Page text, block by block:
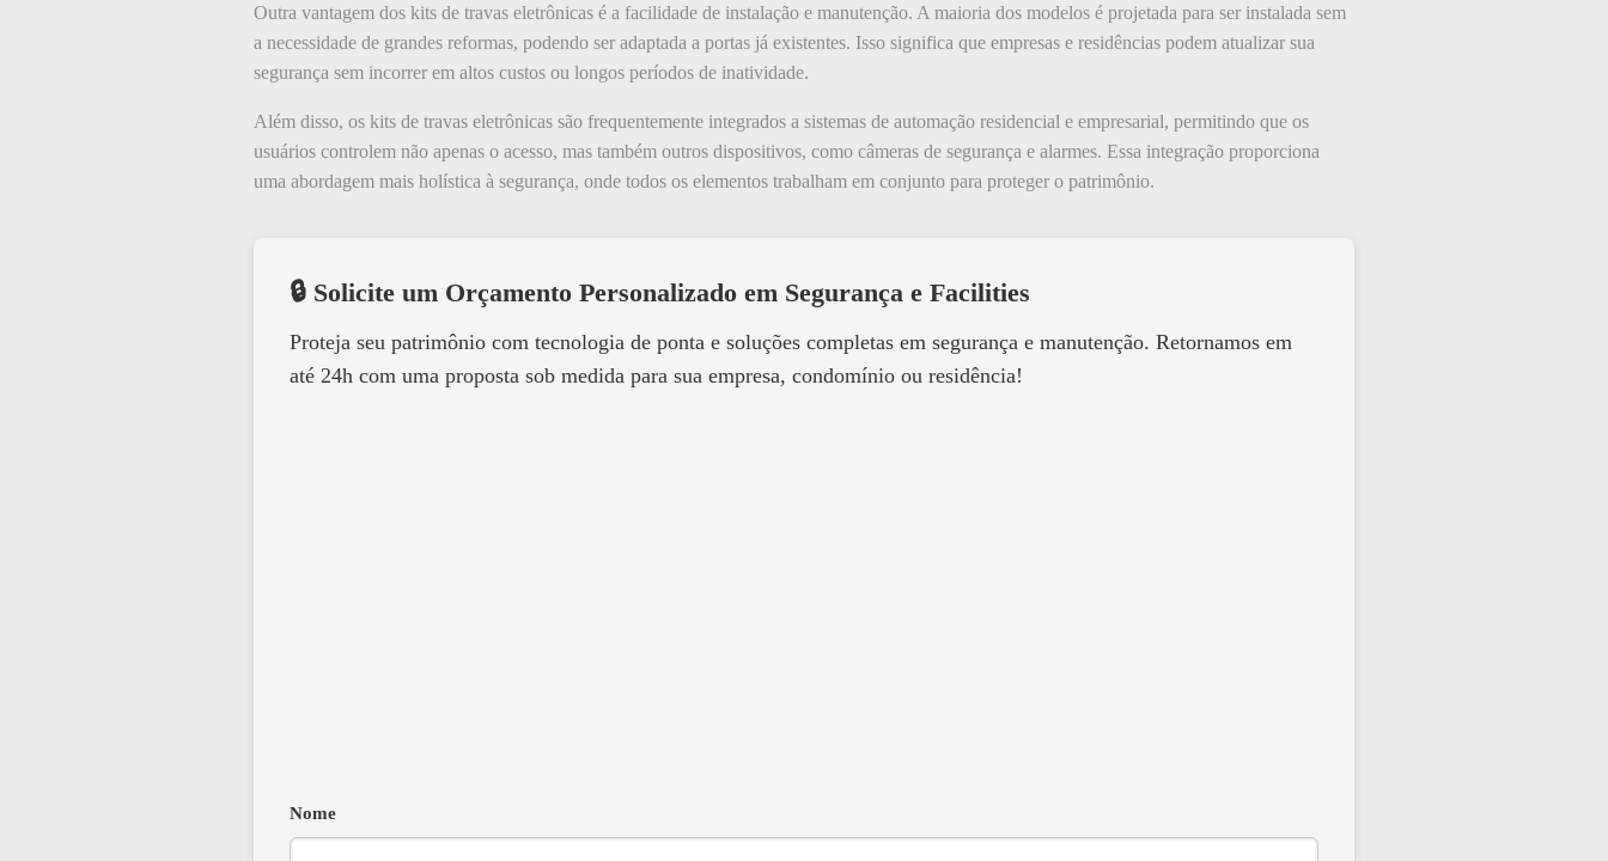
Outra vantagem dos kits de travas eletrônicas é a facilidade de instalação e manutenção. A maioria dos modelos é projetada para ser instalada sem
a necessidade de grandes reformas, podendo ser adaptada a portas já existentes. Isso significa que empresas e residências podem atualizar sua
segurança sem incorrer em altos custos ou longos períodos de inatividade.
Além disso, os kits de travas eletrônicas são frequentemente integrados a sistemas de automação residencial e empresarial, permitindo que os
usuários controlem não apenas o acesso, mas também outros dispositivos, como câmeras de segurança e alarmes. Essa integração proporciona
uma abordagem mais holística à segurança, onde todos os elementos trabalham em conjunto para proteger o patrimônio.
🔒 Solicite um Orçamento Personalizado em Segurança e Facilities
Proteja seu patrimônio com tecnologia de ponta e soluções completas em segurança e manutenção. Retornamos em
até 24h com uma proposta sob medida para sua empresa, condomínio ou residência!
Nome